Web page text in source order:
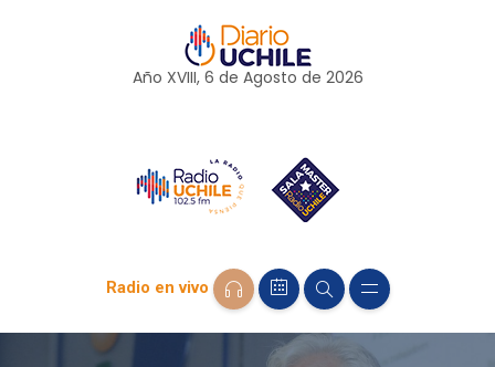
Año XVIII, 6 de Agosto de 2026
Radio en vivo